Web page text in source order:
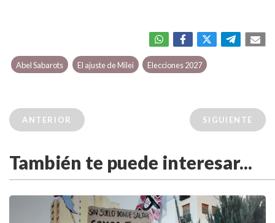
Abel Sabarots El ajuste de Milei Elecciones 2027
ANTERIOR SIGUIENTE
También te puede interesar...